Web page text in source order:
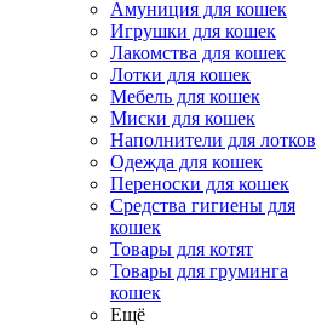
Амуниция для кошек
Игрушки для кошек
Лакомства для кошек
Лотки для кошек
Мебель для кошек
Миски для кошек
Наполнители для лотков
Одежда для кошек
Переноски для кошек
Средства гигиены для
кошек
Товары для котят
Товары для груминга
кошек
Ещё